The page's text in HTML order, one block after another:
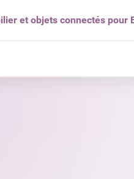
et objets connectés pour